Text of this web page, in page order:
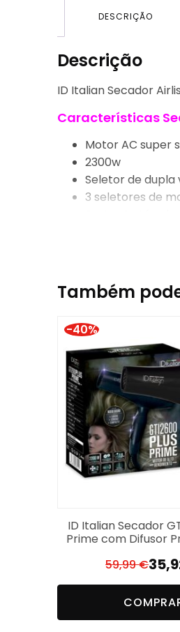
DESCRIÇÃO
Descrição
ID Italian Secador
Características
Motor AC super
2300w
Seletor de dupla
3 seletores de
2 bocais
Também
-40%
ID Italian Secador
Prime com Difusor
59,99€ O
era:
O
é: